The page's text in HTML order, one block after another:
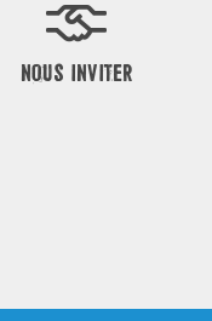
NOUS INVITER